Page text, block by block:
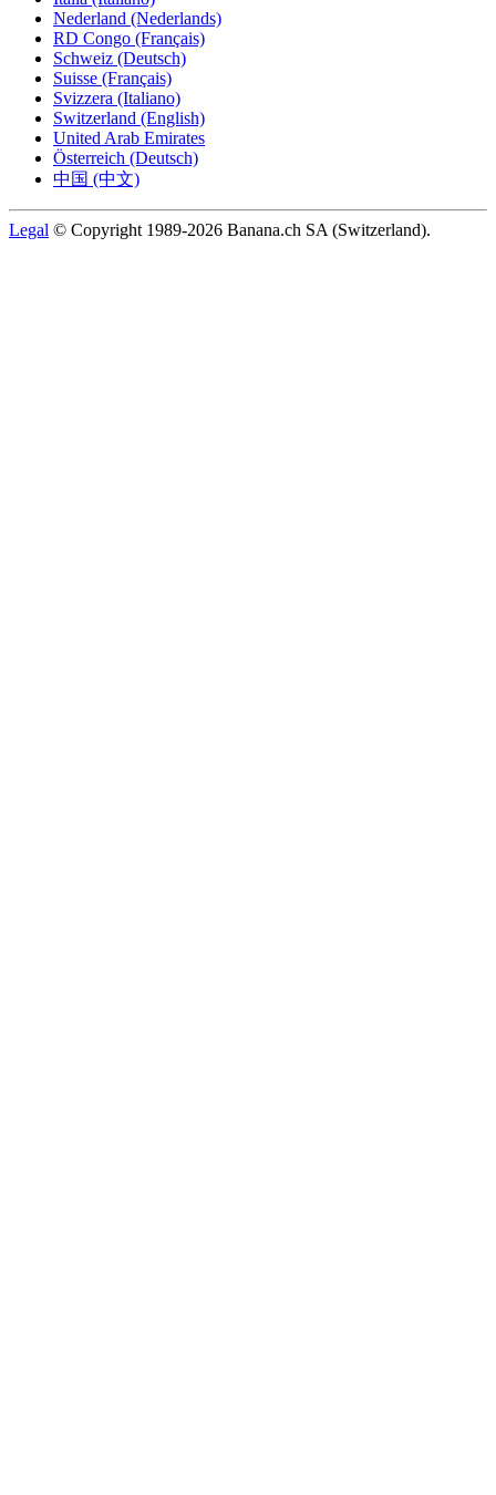
Nederland (Nederlands)
RD Congo (Français)
Schweiz (Deutsch)
Suisse (Français)
Svizzera (Italiano)
Switzerland (English)
United Arab Emirates
Österreich (Deutsch)
中国 (中文)
Legal © Copyright 1989-2026 Banana.ch SA (Switzerland).